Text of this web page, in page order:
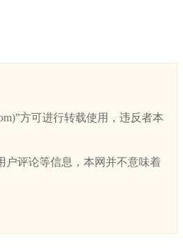
方可进行转载使用，违反者本
户评论等信息，本网并不意味着